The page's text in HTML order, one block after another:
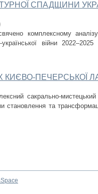
СПАДЩИНИ
комплексному
війни
КИЄВО-ПЕЧЕРСЬКОЇ
сакрально-
становлення та